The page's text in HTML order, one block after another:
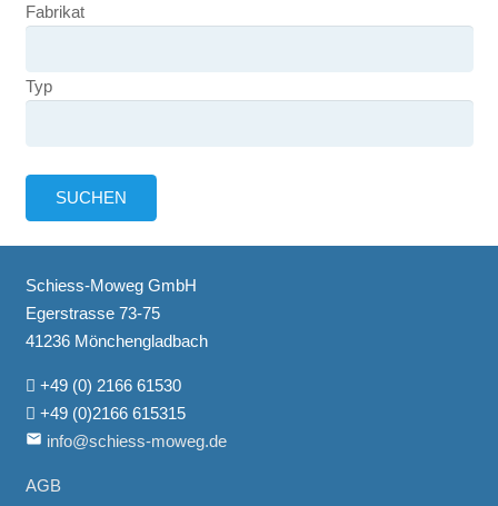
Fabrikat
Typ
Schiess-Moweg GmbH
Egerstrasse 73-75
41236 Mönchengladbach
+49 (0) 2166 61530
+49 (0)2166 615315
email info@schiess-moweg.de
AGB